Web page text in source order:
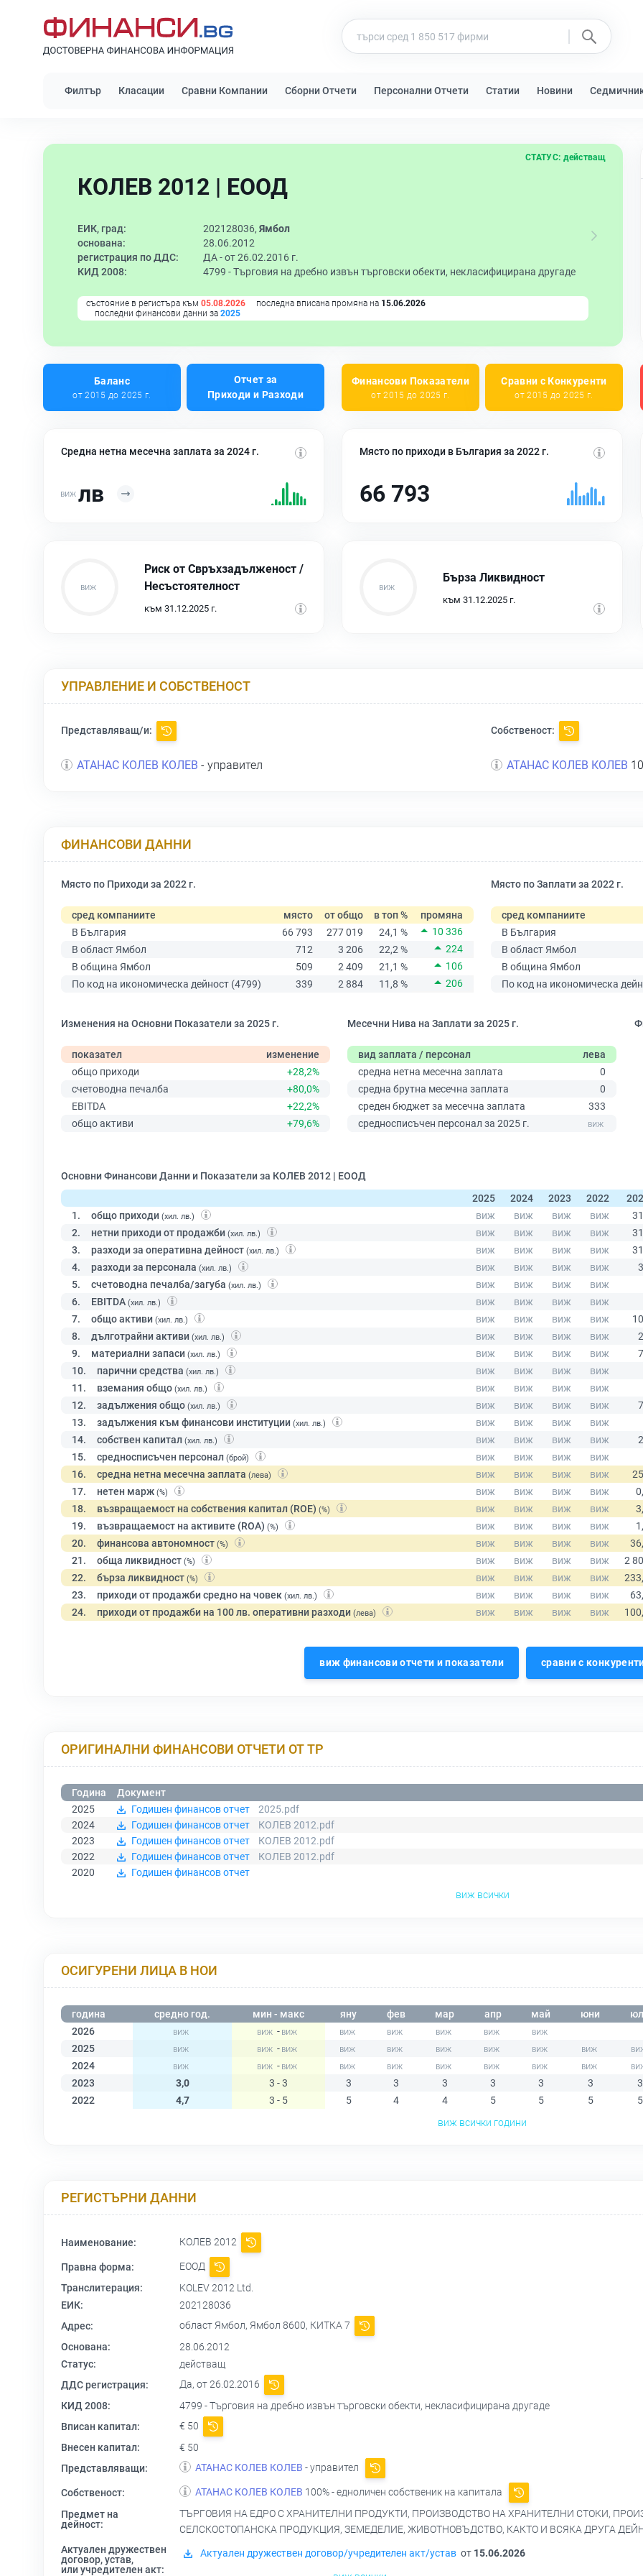
Филтър Класации Сравни Компании Сборни Отчети Персонални Отчети Статии Новини
КОЛЕВ 2012 | ЕООД
СТАТУС: действащ
ЕИК, град: 202128036, Ямбол
основана:
28.06.2012
регистрация по ДДС:
ДА - от 26.02.2016 г.
КИД 2008:
4799 -Търговия на дребно извън търговски обекти, некласифицирана другаде
състояние в регистъра към 05.08.2026 последна вписана промяна на 15.06.2026
последни финансови данни за 2025
Баланс
от 2015 до 2025 г.
Отчет за
Приходи и Разходи
Финансови Показатели
от 2015 до 2025 г.
Сравни с Конкуренти
от 2015 до 2025 г.
Средна нетна месечна заплата за 2024 г.
лв
Място по приходи в България за 2022 г.
66 793
Риск от Свръхзадълженост /
Несъстоятелност
към 31.12.2025 г.
Бърза Ликвидност
към 31.12.2025 г.
УПРАВЛЕНИЕ И СОБСТВЕНОСТ
Представляващ/и:
АТАНАС КОЛЕВ КОЛЕВ - управител
Собственост:
АТАНАС КОЛЕВ КОЛЕВ
ФИНАНСОВИ ДАННИ
Място по Приходи за 2022 г.
сред компаниите място от общо в топ %
промяна
В България
66 793 277 019 24,1 %
10 336
В област Ямбол
712 3 206 22,2 %
224
В община Ямбол
509 2 409 21,1 %
106
По код на икономическа дейност (4799)
339 2 884 11,8 % 206
Място по Заплати за 2022 г.
сред компаниите
В България
В област Ямбол
В община Ямбол
По код на икономическа
Изменения на Основни Показатели за 2025 г.
показател
изменение
общо приходи
+28,2%
счетоводна печалба
+80,0%
EBITDA
+22,2%
общо активи
+79,6%
Месечни Нива на Заплати за 2025 г.
вид заплата / персонал
лева
средна нетна месечна заплата
0
средна брутна месечна заплата
0
среден бюджет за месечна заплата
333
средносписъчен персонал за 2025 г.
Основни Финансови Данни и Показатели за КОЛЕВ 2012 | ЕООД
2025
2024 2023 2022
1.
общо приходи (хил. лв.)
2. нетни приходи от продажби (хил. лв.)
3. разходи за оперативна дейност (хил. лв.)
4. разходи за персонала (хил. лв.)
5. счетоводна печалба/загуба (хил. лв.)
6. EBITDA (хил. лв.)
7. общо активи (хил. лв.)
8. дълготрайни активи (хил. лв.)
9. материални запаси (хил. лв.)
10. парични средства (хил. лв.)
11. вземания общо (хил. лв.)
12. задължения общо (хил. лв.)
13. задължения към финансови институции (хил. лв.)
14. собствен капитал (хил. лв.)
15. средносписъчен персонал (брой)
16. средна нетна месечна заплата (лева)
17. нетен марж (%)
18. възвращаемост на собствения капитал (ROE) (%)
19. възвращаемост на активите (ROA) (%)
20. финансова автономност (%)
21. обща ликвидност (%)
22. бърза ликвидност (%)
23. приходи от продажби средно на човек (хил. лв.)
24. приходи от продажби на 100 лв. оперативни разходи (лева)
виж финансови отчети и показатели сравни с
ОРИГИНАЛНИ ФИНАНСОВИ ОТЧЕТИ ОТ ТР
Година
Документ
2025
Годишен финансов отчет
2025.pdf
2024
Годишен финансов отчет
КОЛЕВ 2012.pdf
2023
Годишен финансов отчет
КОЛЕВ 2012.pdf
2022
Годишен финансов отчет
КОЛЕВ 2012.pdf
2020
Годишен финансов отчет
виж всички
ОСИГУРЕНИ ЛИЦА В НОИ
година средно год. мин - макс яну фев мар апр май юни
2026
-
2025
-
2024
-
2023
3,0 3 - 3 3 3 3 3 3 3
3
2022
4,7 3 - 5 5 4 4 5 5 5
5
виж всички години
РЕГИСТЪРНИ ДАННИ
Наименование: КОЛЕВ 2012
Правна форма:
ЕООД
Транслитерация:
KOLEV 2012 Ltd.
ЕИК:
202128036
Адрес:
област Ямбол, Ямбол 8600, КИТКА 7
Основана:
28.06.2012
Статус:
действащ
ДДС регистрация:
Да, от 26.02.2016
КИД 2008:
4799 - Търговия на дребно извън търговски обекти, некласифицирана другаде
Вписан капитал:
€ 50
Внесен капитал:
€ 50
Представляващи:
АТАНАС КОЛЕВ КОЛЕВ - управител
Собственост: АТАНАС КОЛЕВ КОЛЕВ 100% - едноличен собственик на капитала
Предмет на
дейност:
ТЪРГОВИЯ НА ЕДРО С ХРАНИТЕЛНИ ПРОДУКТИ, ПРОИЗВОДСТВО НА ХРАНИТЕЛНИ СТОКИ,
СЕЛСКОСТОПАНСКА ПРОДУКЦИЯ, ЗЕМЕДЕЛИЕ, ЖИВОТНОВЪДСТВО, КАКТО И ВСЯКА ДРУГА
Актуален дружествен
договор, устав,
или учредителен акт:
Актуален дружествен договор/учредителен акт/устав от 15.06.2026